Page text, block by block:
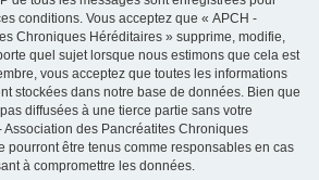
conditions. Vous acceptez que « APCH -
Chroniques Héréditaires » supprime, modifie,
quel sujet lorsque nous estimons que cela est
vous acceptez que toutes les informations
stockées dans notre base de données. Bien que
diffusées à une tierce partie sans votre
Association des Pancréatites Chroniques
pourront être tenus comme responsables en cas
à compromettre les données.